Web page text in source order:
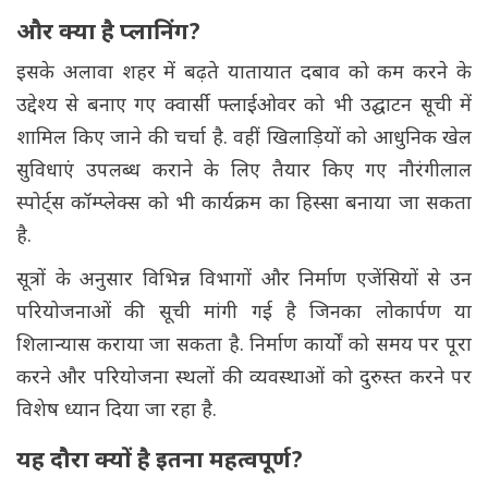
और क्या है प्लानिंग?
इसके अलावा शहर में बढ़ते यातायात दबाव को कम करने के
उद्देश्य से बनाए गए क्वार्सी फ्लाईओवर को भी उद्घाटन सूची में
शामिल किए जाने की चर्चा है. वहीं खिलाड़ियों को आधुनिक खेल
सुविधाएं उपलब्ध कराने के लिए तैयार किए गए नौरंगीलाल
स्पोर्ट्स कॉम्प्लेक्स को भी कार्यक्रम का हिस्सा बनाया जा सकता
है.
सूत्रों के अनुसार विभिन्न विभागों और निर्माण एजेंसियों से उन
परियोजनाओं की सूची मांगी गई है जिनका लोकार्पण या
शिलान्यास कराया जा सकता है. निर्माण कार्यों को समय पर पूरा
करने और परियोजना स्थलों की व्यवस्थाओं को दुरुस्त करने पर
विशेष ध्यान दिया जा रहा है.
यह दौरा क्यों है इतना महत्वपूर्ण?